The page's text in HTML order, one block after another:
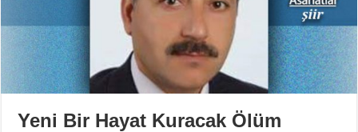
Yeni Bir Hayat Kuracak Ölüm